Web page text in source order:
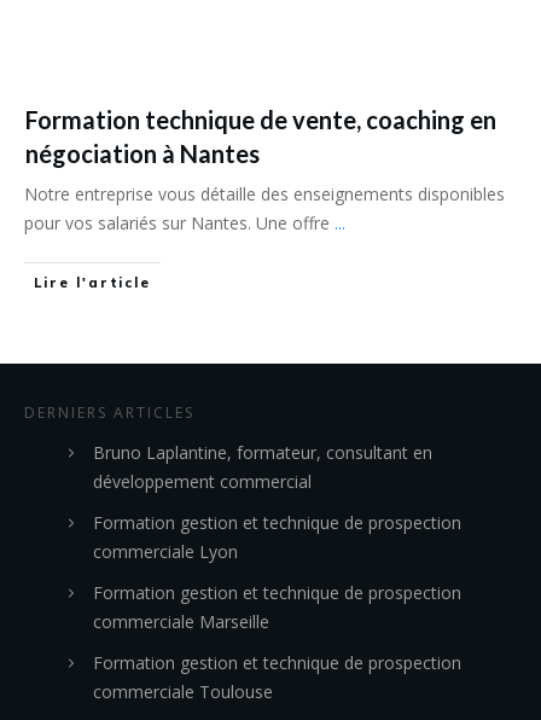
Formation technique de vente, coaching en
négociation à Nantes
Notre entreprise vous détaille des enseignements disponibles
pour vos salariés sur Nantes. Une offre ...
Lire l'article
DERNIERS ARTICLES
Bruno Laplantine, formateur, consultant en
développement commercial
Formation gestion et technique de prospection
commerciale Lyon
Formation gestion et technique de prospection
commerciale Marseille
Formation gestion et technique de prospection
commerciale Toulouse